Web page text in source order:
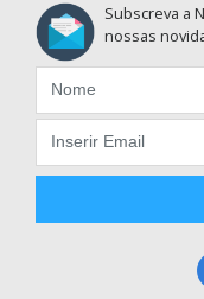
Subscreva a
nossas